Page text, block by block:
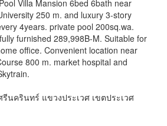
Villa Mansion 6bed 6bath near
250 m. and luxury 3-story
4years. private pool 200sq.wa.
furnished 289,998B-M. Suitable for
office. Convenient location near
800 m. market hospital and
นครินทร์ แขวงประเวศ เขตประเวศ